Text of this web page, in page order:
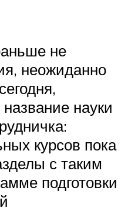
не
неожиданно
науки
курсов пока
с таким
подготовки